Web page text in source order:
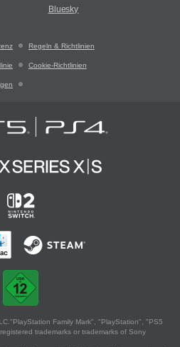
Bluesky
Regeln & Richtlinien
Cookie-Richtlinien
Family Mark", "PlayStation", "PS5
trademarks or trademarks of Sony